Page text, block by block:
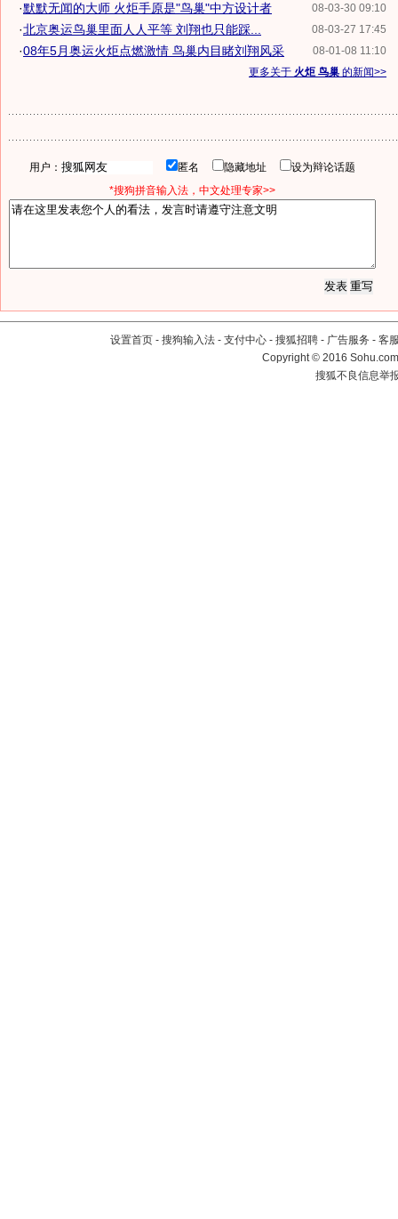
08-03-30 09:10
·默默无闻的大师 火炬手原是"鸟巢"中方设计者
08-03-27 17:45
·北京奥运鸟巢里面人人平等 刘翔也只能踩...
08-01-08 11:10
·08年5月奥运火炬点燃激情 鸟巢内目睹刘翔风采
更多关于 火炬 鸟巢 的新闻>>
用户： 匿名 隐藏地址
设为辩论话题
*搜狗拼音输入法，中文处理专家>>
设置首页 - 搜狗输入法 - 支付中心 - 搜狐招聘 - 广告服务 - 客
Copyright©2016
搜狐不良信息举